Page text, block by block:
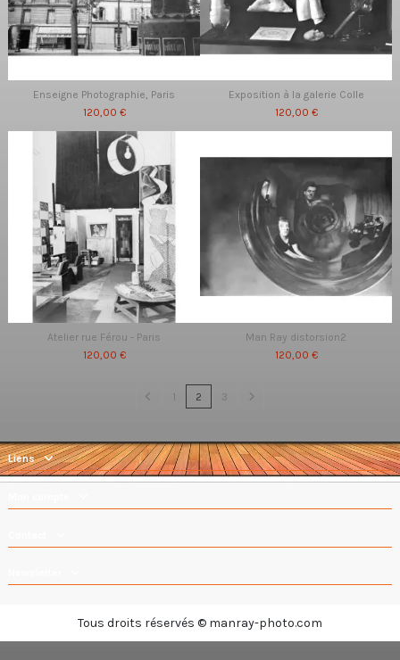
Enseigne Photographie, Paris
120,00 €
Exposition à la galerie Colle
120,00 €
Atelier rue Férou - Paris
120,00 €
Man Ray distorsion2
120,00 €
1 2 3
Liens
Tous droits réservés © manray-photo.com